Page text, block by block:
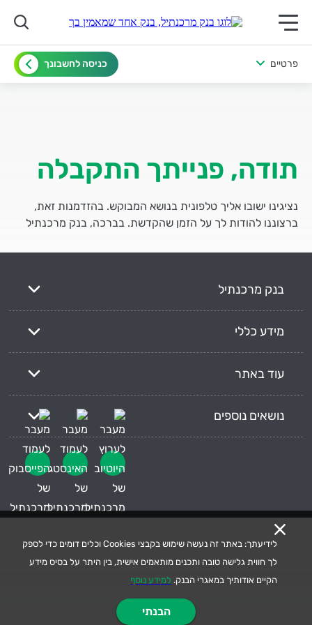
לידיעתך: באתר זה נעשה שימוש בקבצי Cookies וכלים דומים כדי לספק
לך חווית גלישה טובה ותכנים מותאמים אישית, בין היתר על בסיס מידע
הקיים אודותיך במאגרי הבנק. למידע נוסף
הבנתי
תפריט ראשי לנייד
פרטיים כניסה לחשבונך
תודה, פנייתך התקבלה
נציגינו ישובו אליך טלפונית בנושא המבוקש. בהזדמנות זאת,
ברצוננו להודות לך על הזמן שהקדשת. בברכה, בנק מרכנתיל
בנק מרכנתיל
מידע כללי
עוד באתר
נושאים נוספים